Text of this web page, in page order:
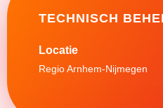
TECHNISCH
Regio Arnhem-Nijmegen